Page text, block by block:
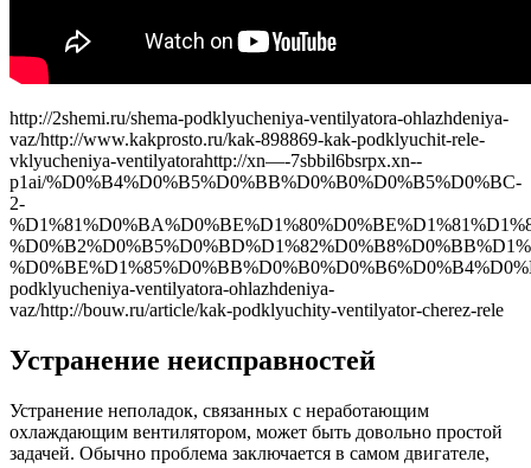
http://2shemi.ru/shema-podklyucheniya-ventilyatora-ohlazhdeniya-
vaz/http://www.kakprosto.ru/kak-898869-kak-podklyuchit-rele-
vklyucheniya-ventilyatorahttp://xn—-7sbbil6bsrpx.xn--
p1ai/%D0%B4%D0%B5%D0%BB%D0%B0%D0%B5%D0%BC-
2-
podklyucheniya-ventilyatora-ohlazhdeniya-
vaz/http://bouw.ru/article/kak-podklyuchity-ventilyator-cherez-rele
Устранение неисправностей
Устранение неполадок, связанных с неработающим
охлаждающим вентилятором, может быть довольно простой
задачей. Обычно проблема заключается в самом двигателе,